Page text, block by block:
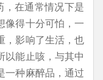
，在通常情况下是
像得十分可怕，一
，影响了生活，也
以能止咳，与其中
一种麻醉品，通过